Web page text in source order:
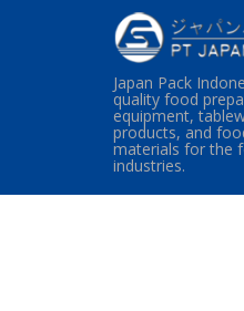
Japan Pack
quality food
equipment,
products, and
materials for the
industries.